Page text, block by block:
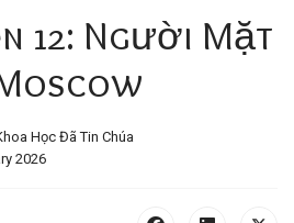
12: Người Mặt
Học Đã Tin Chúa
2026